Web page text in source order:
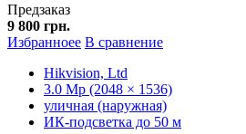
Предзаказ
9 800 грн.
Избранноее В сравнение
Hikvision, Ltd
3.0 Mp (2048 × 1536)
уличная (наружная)
ИК-подсветка до 50 м